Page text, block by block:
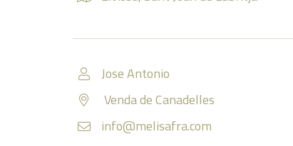
Jose Antonio
Venda de Canadelles
info@melisafra.com